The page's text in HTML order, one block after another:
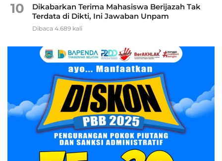
10
Dikabarkan Terima Mahasiswa Berijazah Tak
Terdata di Dikti, Ini Jawaban Unpam
Dibaca 4.689 kali